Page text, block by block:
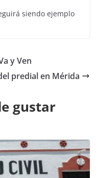
siendo ejemplo
y Ven
predial en Mérida
gustar